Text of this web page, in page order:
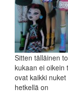
Sitten tälläinen
kukaan ei oikein
ovat kaikki
hetkellä on